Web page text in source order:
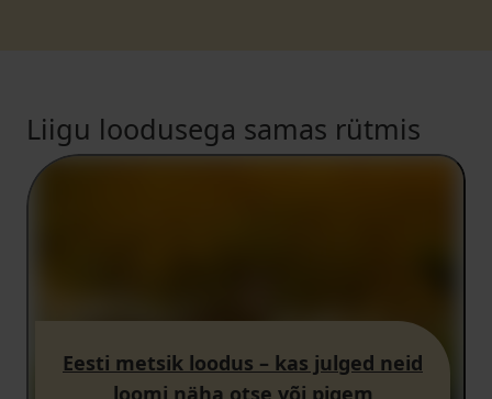
Liigu loodusega samas rütmis
Eesti metsik loodus – kas julged neid
loomi näha otse või pigem